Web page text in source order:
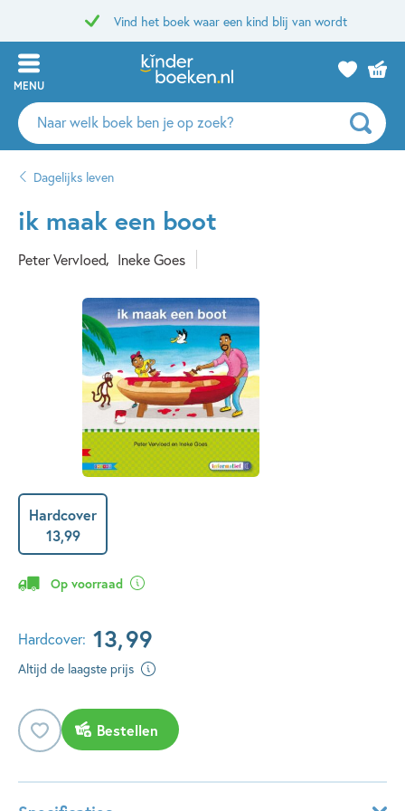
Vind het boek waar een kind blij van wordt
MENU
Zoeken
naar
auteurs
uitgevers
Dagelijks leven
ik maak een boot
Peter Vervloed Ineke Goes
Hardcover
13,99
Op voorraad
Hardcover: 13,99
Altijd de laagste prijs
Bestellen